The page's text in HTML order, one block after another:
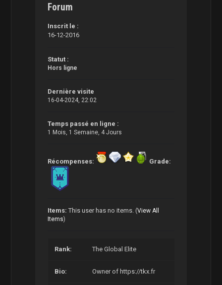
Forum
Inscrit le :
16-12-2016
Statut :
Hors ligne
Dernière visite
16-04-2024, 22:02
Temps passé en ligne :
1 Mois, 1 Semaine, 4 Jours
Récompenses: Grade:
Items: This user has no items. (View All
Items)
Rank: The Global Elite
Bio: Owner of https://tkx.fr